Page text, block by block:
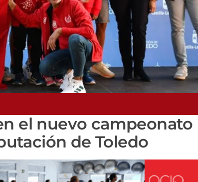
el nuevo campeonato
de Toledo